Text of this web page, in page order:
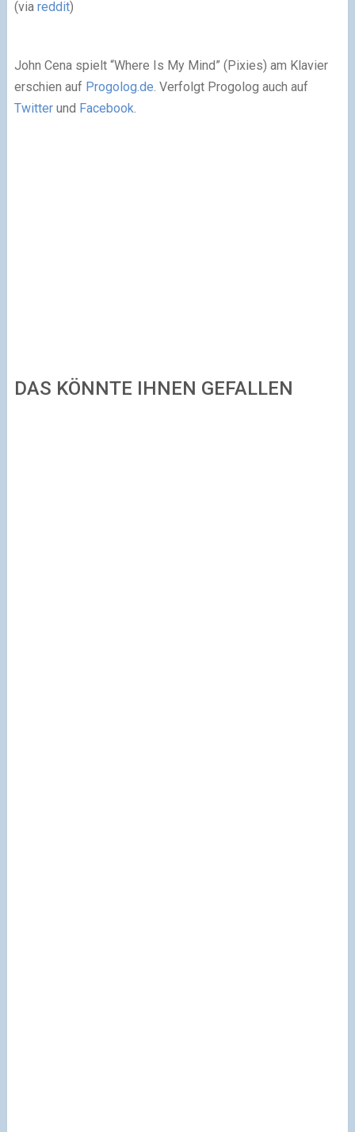
(via reddit)
John Cena spielt “Where Is My Mind” (Pixies) am Klavier
erschien auf Progolog.de. Verfolgt Progolog auch auf
Twitterund Facebook.
DAS KÖNNTE IHNEN GEFALLEN